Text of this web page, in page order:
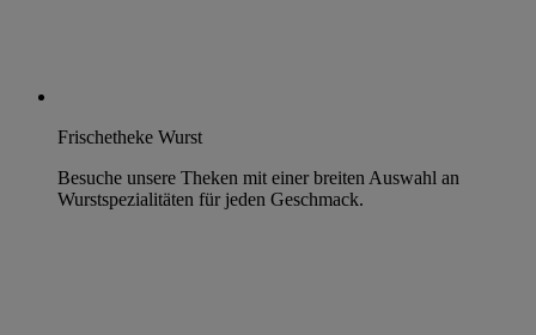
Frischetheke Wurst
Besuche unsere Theken mit einer breiten Auswahl an
Wurstspezialitäten für jeden Geschmack.